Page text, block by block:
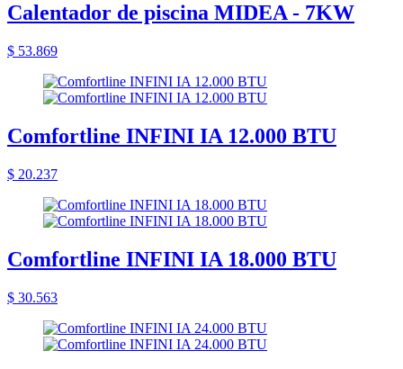
Calentador de piscina MIDEA - 7KW
$ 53.869
Comfortline INFINI IA 12.000 BTU
$ 20.237
Comfortline INFINI IA 18.000 BTU
$ 30.563